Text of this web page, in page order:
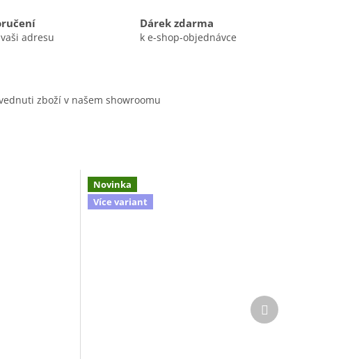
adresu
Dárek zdarma
k e-shop-objednávce
zboží v našem showroomu
Novinka
Více variant
Další
produkt